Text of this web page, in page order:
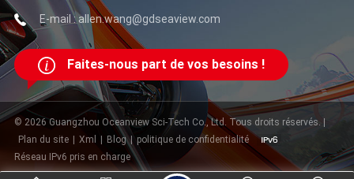
E-mail : allen.wang@gdseaview.com
Faites-nous part de vos besoins !
© 2026 Guangzhou Oceanview Sci-Tech Co., Ltd. Tous droits réservés. |
Plan du site
Xml Blog | politique de confidentialité
Réseau IPv6 pris en charge